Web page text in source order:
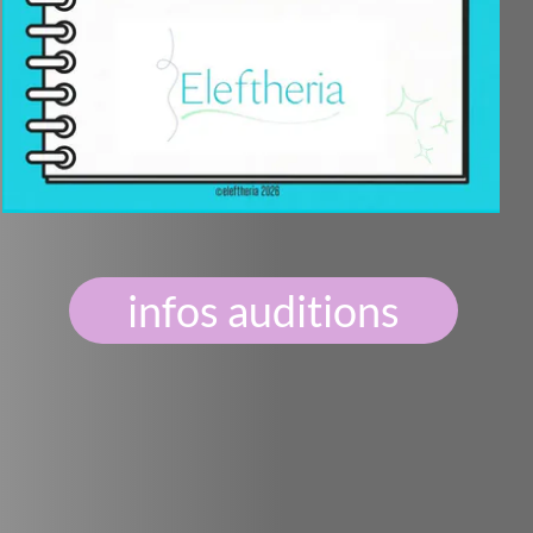
auditions